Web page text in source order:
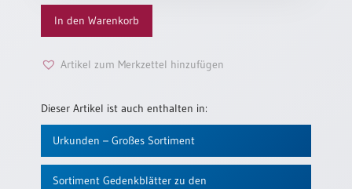
Hefte
Restbestände
In den Warenkorb
Artikel zum Merkzettel hinzufügen
Dieser Artikel ist auch enthalten in:
Urkunden – Großes Sortiment
Sortiment Gedenkblätter zu den